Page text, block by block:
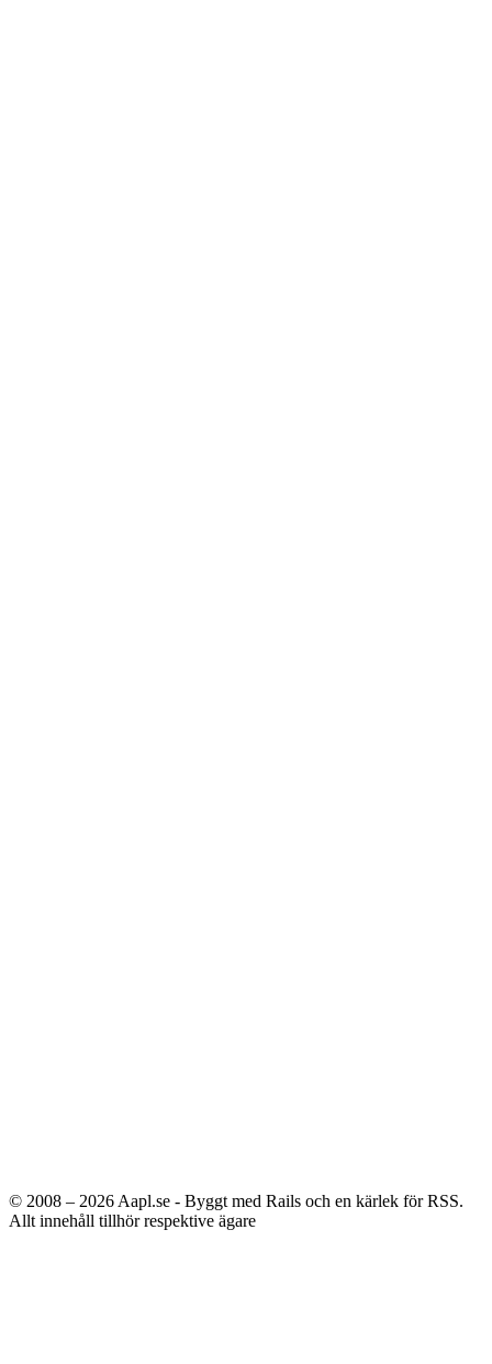
© 2008 – 2026 Aapl.se - Byggt med Rails och en kärlek för RSS.
Allt innehåll tillhör respektive ägare